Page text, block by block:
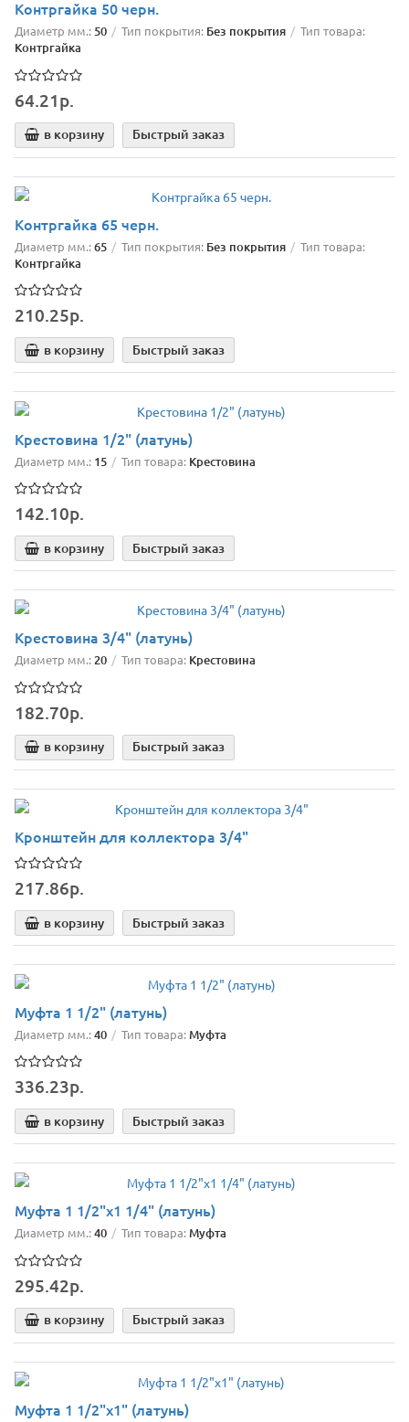
Контргайка 50 черн.
Диаметр мм.: 50 Тип покрытия: Без покрытия Тип товара:
Контргайка
64.21р.
в корзину Быстрый заказ
Контргайка 65 черн.
Диаметр мм.:65 Тип покрытия: Без покрытия Тип товара:
Контргайка
210.25р.
в корзину Быстрый заказ
Крестовина 1/2" (латунь)
Диаметр мм.: 15 Тип товара: Крестовина
142.10р.
в корзину Быстрый заказ
Крестовина 3/4" (латунь)
Диаметр мм.:20 Тип товара: Крестовина
182.70р.
в корзину Быстрый заказ
Кронштейн для коллектора 3/4"
217.86р.
в корзину Быстрый заказ
Муфта 1 1/2" (латунь)
Диаметр мм.:40 Тип товара:Муфта
336.23р.
в корзину Быстрый заказ
Муфта 1 1/2"х1 1/4" (латунь)
Диаметр мм.:40 Тип товара:Муфта
295.42р.
в корзину Быстрый заказ
Муфта 1 1/2"х1" (латунь)